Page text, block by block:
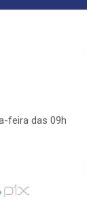
feira das 09h